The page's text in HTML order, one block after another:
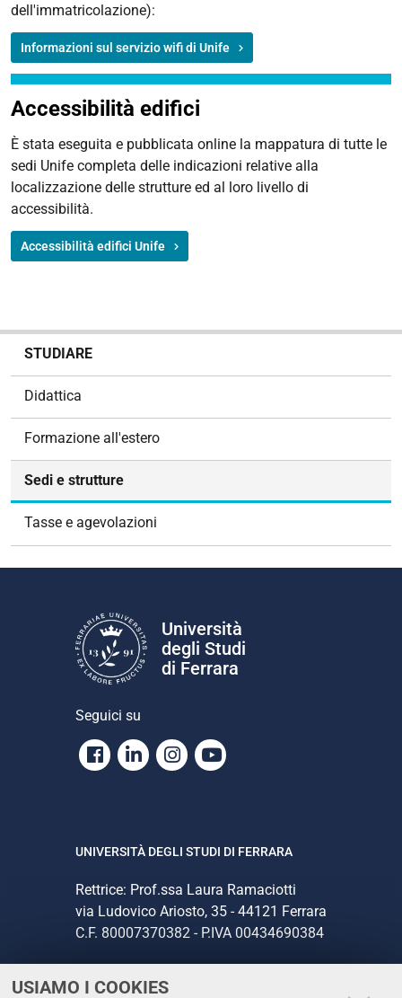
USIAMO I COOKIES
dell'immatricolazione):
Informazioni sul servizio wifi di Unife
Accessibilità edifici
È stata eseguita e pubblicata online la mappatura di tutte le
sedi Unife completa delle indicazioni relative alla
localizzazione delle strutture ed al loro livello di
accessibilità.
Accessibilità edifici Unife
STUDIARE
Didattica
Formazione all'estero
Sedi e strutture
Tasse e agevolazioni
Università
degli Studi
di Ferrara
Seguici su
Facebook
LinkedinInstagram
Youtube
UNIVERSITÀ DEGLI STUDI DI FERRARA
Rettrice: Prof.ssa Laura Ramaciotti
via Ludovico Ariosto, 35 - 44121 Ferrara
C.F. 80007370382 - P.IVA 00434690384
CONTATTI